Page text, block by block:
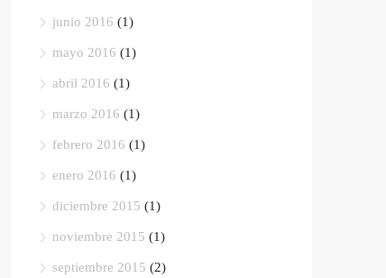
junio 2016 (1)
mayo 2016 (1)
abril 2016 (1)
marzo 2016 (1)
febrero 2016 (1)
enero 2016 (1)
diciembre 2015 (1)
noviembre 2015 (1)
septiembre 2015 (2)